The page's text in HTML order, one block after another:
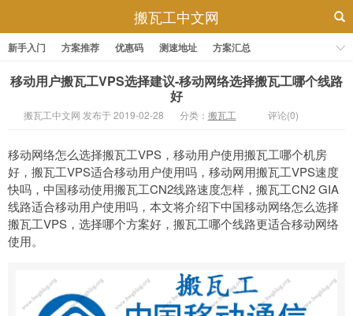
搬瓦工中文网
新手入门 方案推荐 优惠码 测速地址 方案汇总
移动用户搬瓦工VPS选择建议-移动网络选择搬瓦工哪个线路
好
搬瓦工中文网 发布于 2019-02-28 分类： 搬瓦工 评论(0)
移动网络怎么选择搬瓦工VPS，移动用户使用搬瓦工哪个机房
好，搬瓦工VPS适合移动用户使用吗，移动网用搬瓦工VPS速度
快吗，中国移动使用搬瓦工CN2线路速度怎样，搬瓦工CN2 GIA
线路适合移动用户使用吗，本文将介绍下中国移动网络怎么选择
搬瓦工VPS，选择哪个方案好，搬瓦工哪个线路更适合移动网络
使用。